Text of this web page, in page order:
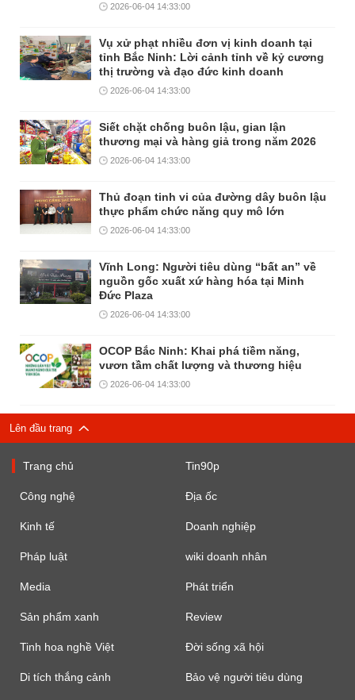
2026-06-04 14:33:00
Vụ xử phạt nhiều đơn vị kinh doanh tại
tỉnh Bắc Ninh: Lời cảnh tỉnh về kỷ cương
thị trường và đạo đức kinh doanh
2026-06-04 14:33:00
Siết chặt chống buôn lậu, gian lận
thương mại và hàng giả trong năm 2026
2026-06-04 14:33:00
Thủ đoạn tinh vi của đường dây buôn lậu
thực phẩm chức năng quy mô lớn
2026-06-04 14:33:00
Vĩnh Long: Người tiêu dùng “bất an” về
nguồn gốc xuất xứ hàng hóa tại Minh
Đức Plaza
2026-06-04 14:33:00
OCOP Bắc Ninh: Khai phá tiềm năng,
vươn tầm chất lượng và thương hiệu
2026-06-04 14:33:00
Lên đầu trang
Trang chủ Tin90p
Công nghệ Địa ốc
Kinh tế Doanh nghiệp
Pháp luật wiki doanh nhân
Media Phát triển
Sản phẩm xanh Review
Tinh hoa nghề Việt Đời sống xã hội
Di tích thắng cảnh Bảo vệ người tiêu dùng